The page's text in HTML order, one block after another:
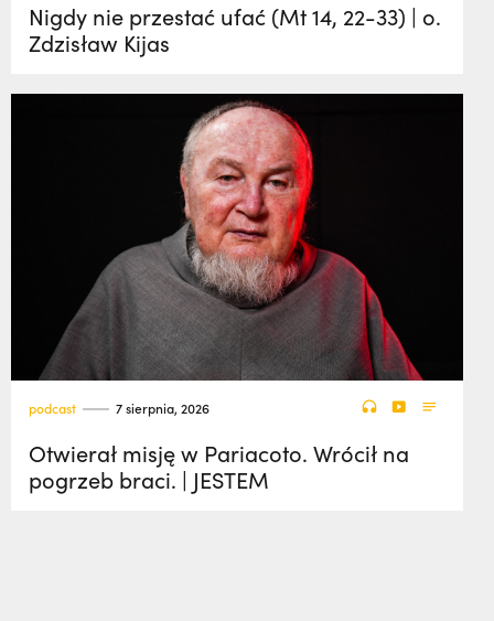
Nigdy nie przestać ufać (Mt 14, 22-33) | o.
Zdzisław Kijas
podcast 7 sierpnia, 2026
Otwierał misję w Pariacoto. Wrócił na
pogrzeb braci. | JESTEM